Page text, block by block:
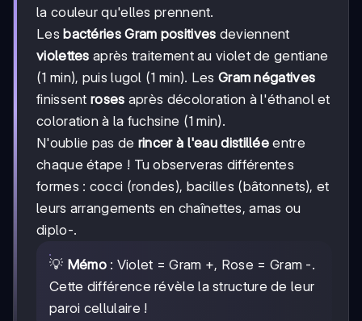
la couleur qu'elles prennent.
Les bactéries Gram positives deviennent
violettes après traitement au violet de gentiane
(1 min), puis lugol (1 min). Les Gram négatives
finissent roses après décoloration à l'éthanol et
coloration à la fuchsine (1 min).
N'oublie pas de rincer à l'eau distillée entre
chaque étape ! Tu observeras différentes
formes : cocci (rondes), bacilles (bâtonnets), et
leurs arrangements en chaînettes, amas ou
diplo-.
💡 Mémo: Violet = Gram +, Rose = Gram -.
Cette différence révèle la structure de leur
paroi cellulaire !